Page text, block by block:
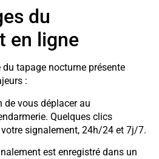
du
en ligne
tapage nocturne présente
:
de vous déplacer au
Quelques clics
signalement, 24h/24 et 7j/7.
est enregistré dans un